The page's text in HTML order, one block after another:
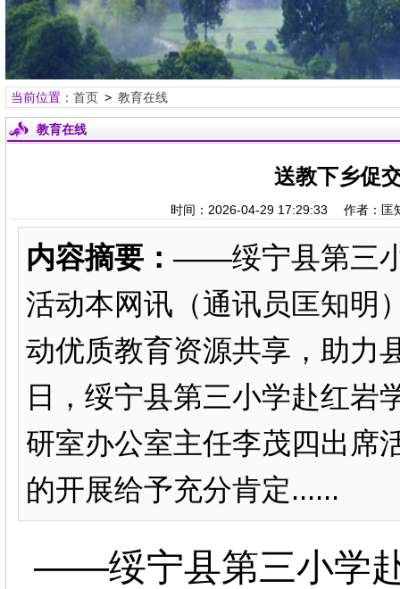
当前位置： 首页> 教育在线
教育在线
送教下乡促
时间：2026-04-29 17:29:33 作者：
内容摘要： ——绥宁县第三
活动本网讯（通讯员匡知明
动优质教育资源共享，助力
日，绥宁县第三小学赴红岩
研室办公室主任李茂四出席
的开展给予充分肯定......
——绥宁县第三小学